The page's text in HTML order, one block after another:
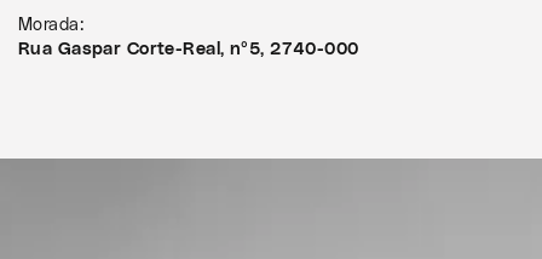
Morada:
Rua Gaspar Corte-Real, nº5, 2740-000